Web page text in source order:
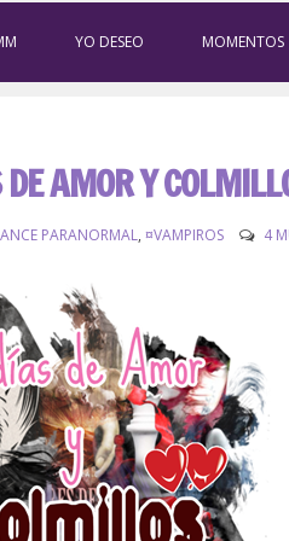
YO DESEO MOMENTOS
AMOR Y
PARANORMAL, ¤VAMPIROS 4